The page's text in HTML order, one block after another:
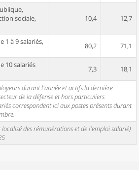
sociale,
10,4 12,7
1 à 9 salariés,
80,2 71,1
10 salariés
7,3 18,1
durant l'année et actifs la dernière
de la défense et hors particuliers
correspondent ici aux postes présents durant
localisé des rémunérations et de l'emploi salarié)